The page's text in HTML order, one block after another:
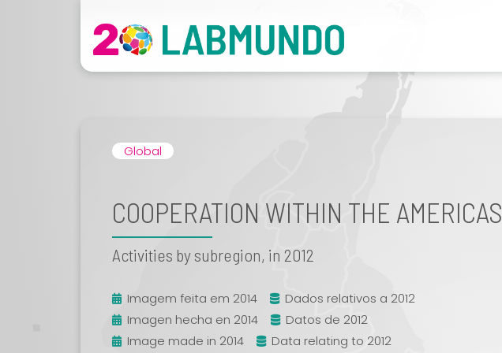
Global
COOPERATION WITHIN THE AMERICAS
Activities by subregion, in 2012
Imagem feita em 2014
Dados relativos a 2012
Imagen hecha en 2014
Datos de 2012
Image made in 2014
Data relating to 2012